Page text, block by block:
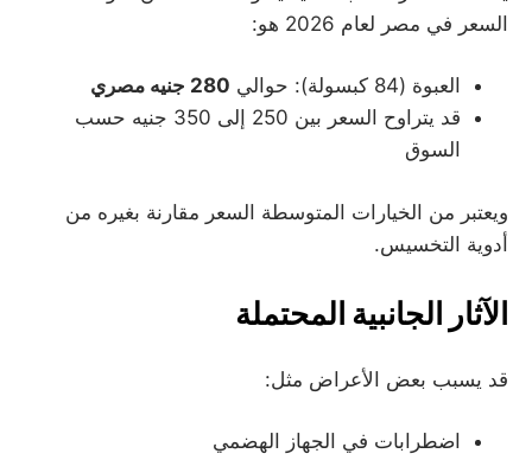
السعر في مصر لعام 2026 هو:
العبوة (84 كبسولة): حوالي
280 جنيه مصري
قد يتراوح السعر بين 250 إلى 350 جنيه حسب
السوق
ويعتبر من الخيارات المتوسطة السعر مقارنة بغيره من
أدوية التخسيس.
الآثار الجانبية المحتملة
قد يسبب بعض الأعراض مثل:
اضطرابات في الجهاز الهضمي